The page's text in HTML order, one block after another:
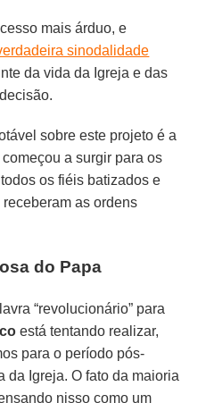
mais árduo, e
sinodalidade
da vida da Igreja e das
sobre este projeto é a
a surgir para os
os fiéis batizados e
as ordens
do Papa
“revolucionário” para
está tentando realizar,
para o período pós-
da Igreja. O fato da maioria
nisso como um